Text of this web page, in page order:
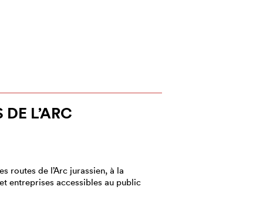
L’ARC
routes de l’Arc jurassien, à la
entreprises accessibles au public